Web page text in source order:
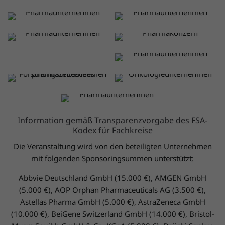
sankyo.de/
GlaxoSmithKline
Besuchen Sie die
Deutschland GmbH
Website von MSD
Website von Otsuka
Website von Pfizer
Website von Sanofi-
GmbH
Besuchen Sie die
Deutschland GmbH
Website von Swedish
Website von Stemline
Website von
Website von Takeda
Information gemäß Transparenzvorgabe des FSA-
Kodex für Fachkreise
Die Veranstaltung wird von den beteiligten Unternehmen
mit folgenden Sponsoringsummen unterstützt:
Abbvie Deutschland GmbH (15.000 €), AMGEN GmbH
(5.000 €), AOP Orphan Pharmaceuticals AG (3.500 €),
Astellas Pharma GmbH (5.000 €), AstraZeneca GmbH
(10.000 €), BeiGene Switzerland GmbH (14.000 €), Bristol-